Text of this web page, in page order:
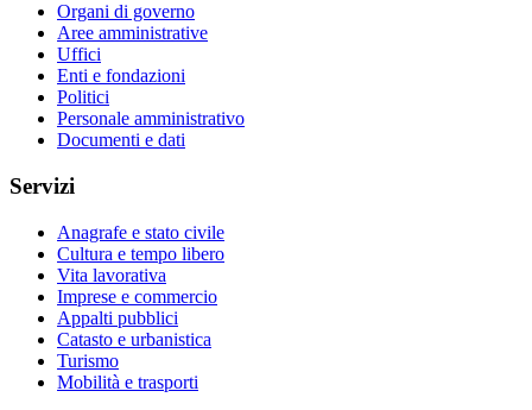
Organi di governo
Aree amministrative
Uffici
Enti e fondazioni
Politici
Personale amministrativo
Documenti e dati
Servizi
Anagrafe e stato civile
Cultura e tempo libero
Vita lavorativa
Imprese e commercio
Appalti pubblici
Catasto e urbanistica
Turismo
Mobilità e trasporti